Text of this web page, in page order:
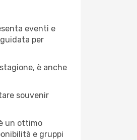
eventi e
per
è anche
souvenir
un ottimo
e gruppi